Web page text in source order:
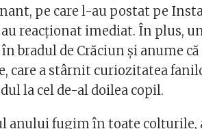
pe care l-au postat pe
reacționat imediat. În plus,
bradul de Crăciun și anume că
care a stârnit curiozitatea
la cel de-al doilea copil.
anului fugim în toate colțurile,